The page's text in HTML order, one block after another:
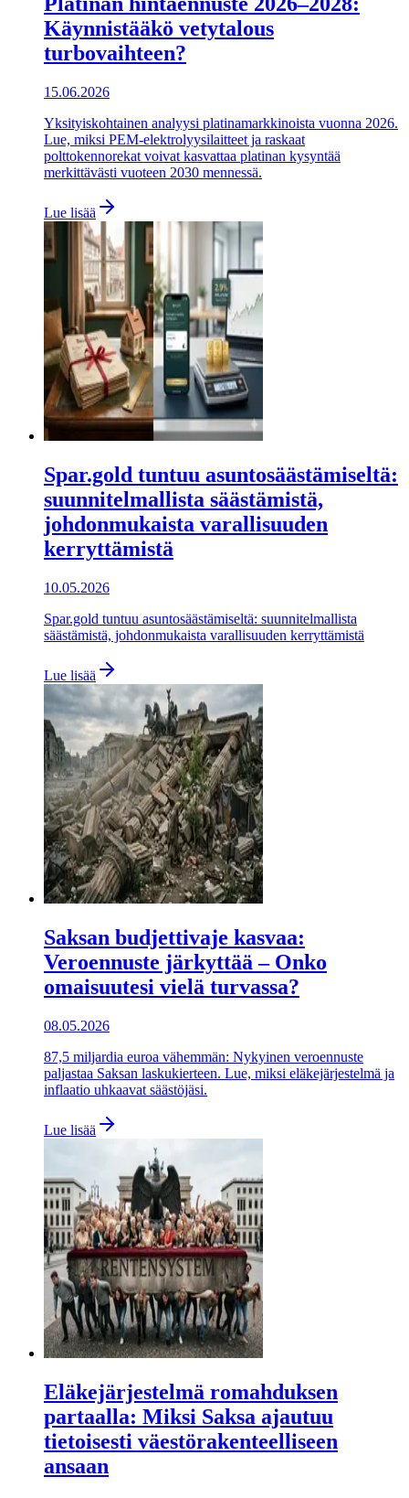
Käynnistääkö vetytalous
turbovaihteen?
15.06.2026
Yksityiskohtainen analyysi platinamarkkinoista vuonna 2026.
Lue, miksi PEM-elektrolyysilaitteet ja raskaat
polttokennorekat voivat kasvattaa platinan kysyntää
merkittävästi vuoteen 2030 mennessä.
Lue lisää
Spar.gold tuntuu asuntosäästämiseltä:
suunnitelmallista säästämistä,
johdonmukaista varallisuuden
kerryttämistä
10.05.2026
Spar.gold tuntuu asuntosäästämiseltä: suunnitelmallista
säästämistä, johdonmukaista varallisuuden kerryttämistä
Lue lisää
Saksan budjettivaje kasvaa:
Veroennuste järkyttää – Onko
omaisuutesi vielä turvassa?
08.05.2026
87,5 miljardia euroa vähemmän: Nykyinen veroennuste
paljastaa Saksan laskukierteen. Lue, miksi eläkejärjestelmä ja
inflaatio uhkaavat säästöjäsi.
Lue lisää
Eläkejärjestelmä romahduksen
partaalla: Miksi Saksa ajautuu
tietoisesti väestörakenteelliseen
ansaan